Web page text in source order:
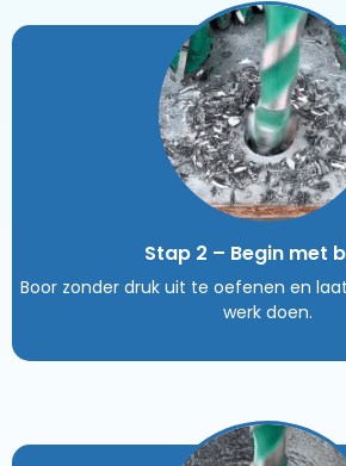
Stap 2 – Begin met
Boor zonder druk uit te oefenen en
werk doen.